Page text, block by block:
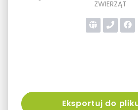
ZWIERZĄT
Eksportuj do